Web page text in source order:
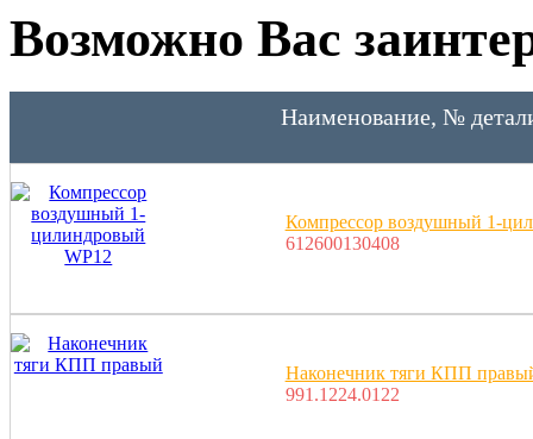
Возможно Вас
Наименование, №
Компрессор воздушный 1-
612600130408
Наконечник тяги КПП
991.1224.0122